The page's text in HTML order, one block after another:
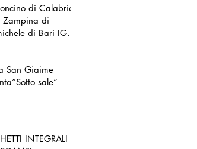
di Calabria
Zampina di
di Bari IGP
San Giaime
sale”
INTEGRALI